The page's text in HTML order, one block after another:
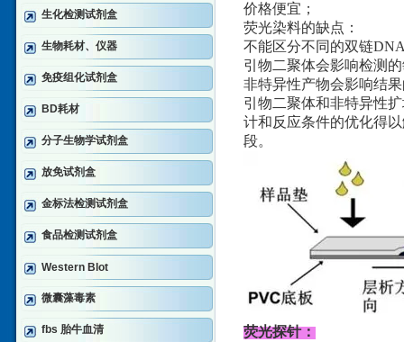
生化检测试剂盒
生物耗材、仪器
免疫组化试剂盒
BD耗材
分子生物学试剂盒
放免试剂盒
金标法检测试剂盒
食品检测试剂盒
Western Blot
微囊藻毒素
fbs 胎牛血清
价格便宜；
荧光染料的缺点：
不能区分不同的双链
引物二聚体会影响检测
非特异性产物会影响结
引物二聚体和非特异性
计和反应条件的优化得
段。
荧光探针：